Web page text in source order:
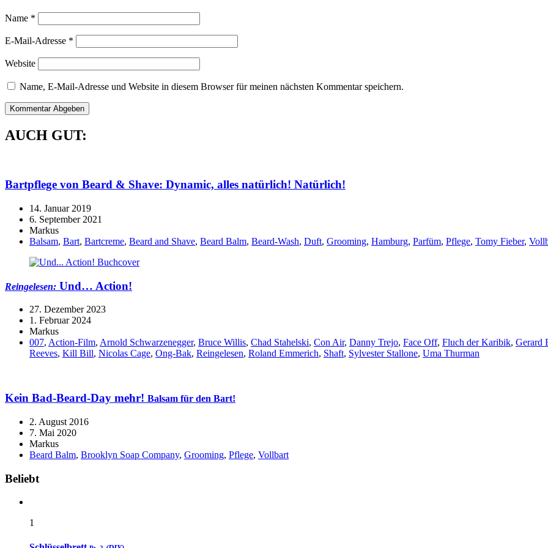
Name *
E-Mail-Adresse *
Website
Name, E-Mail-Adresse und Website in diesem Browser für meinen nächsten Kommentar speichern.
AUCH GUT:
Bartpflege von Beard & Shave: Dynamic, alles natürlich! Natürlich!
14. Januar 2019
6. September 2021
Markus
Balsam, Bart, Bartcreme, Beard and Shave, Beard Balm, Beard-Wash, Duft, Grooming, Hamburg, Parfüm, Pflege, Tomy Fieber,
Reingelesen: Und… Action!
27. Dezember 2023
1. Februar 2024
Markus
007, Action-Film, Arnold Schwarzenegger, Bruce Willis, Chad Stahelski, Con Air, Danny Trejo, Face Off, Fluch der Karibik, Gerard
Reeves, Kill Bill, Nicolas Cage, Ong-Bak, Reingelesen, Roland Emmerich, Shaft, Sylvester Stallone, Uma Thurman
Kein Bad-Beard-Day mehr! Balsam für den Bart!
2. August 2016
7. Mai 2020
Markus
Beard Balm, Brooklyn Soap Company, Grooming, Pflege, Vollbart
Widgets
Beliebt
1